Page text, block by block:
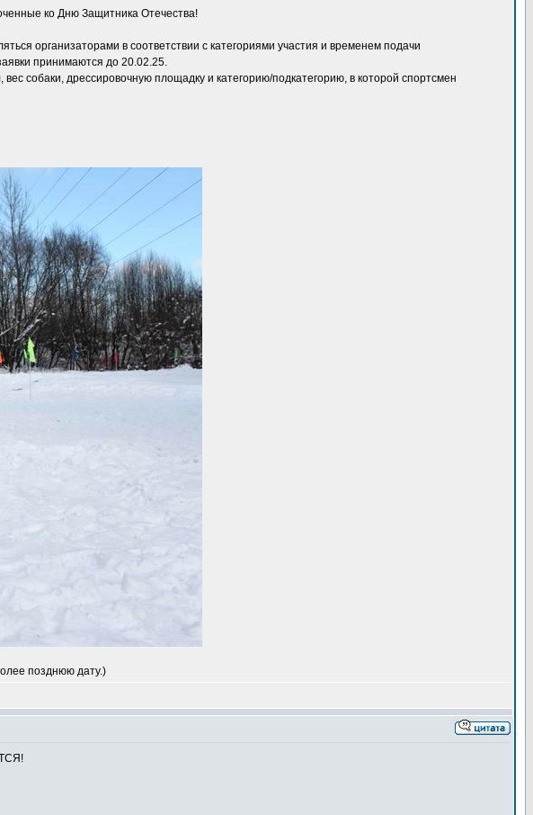
ко Дню Защитника Отечества!
организаторами в соответствии с категориями участия и временем подачи
принимаются до 20.02.25.
собаки, дрессировочную площадку и категорию/подкатегорию, в которой спортсмен
позднюю дату.)